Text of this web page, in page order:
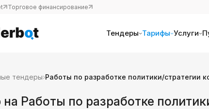
Торговое финансирование
Тендеры Тарифы Услуги
тендеры›Работы по разработке политики/стратегии
на Работы по разработке